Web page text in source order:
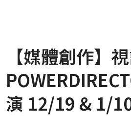
【媒體創作】
演 12/19 & 1/